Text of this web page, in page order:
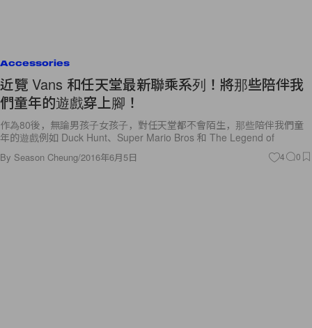
Accessories
近覽 Vans 和任天堂最新聯乘系列！將那些陪伴我
們童年的遊戲穿上腳！
作為80後，無論男孩子女孩子，對任天堂都不會陌生，那些陪伴我們童
年的遊戲例如 Duck Hunt、Super Mario Bros 和 The Legend of
By Season Cheung/2016年6月5日 4 0